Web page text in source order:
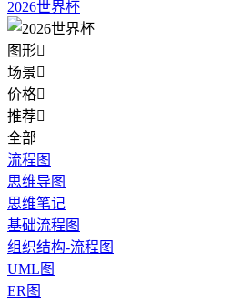
2026世界杯
图形
场景
价格
推荐
全部
流程图
思维导图
思维笔记
基础流程图
组织结构-流程图
UML图
ER图